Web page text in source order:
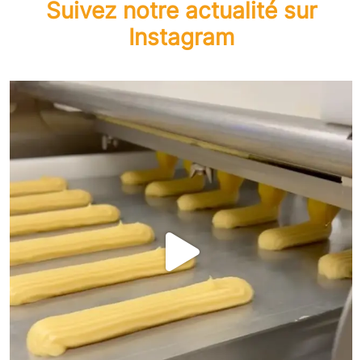
Suivez notre actualité sur
Instagram